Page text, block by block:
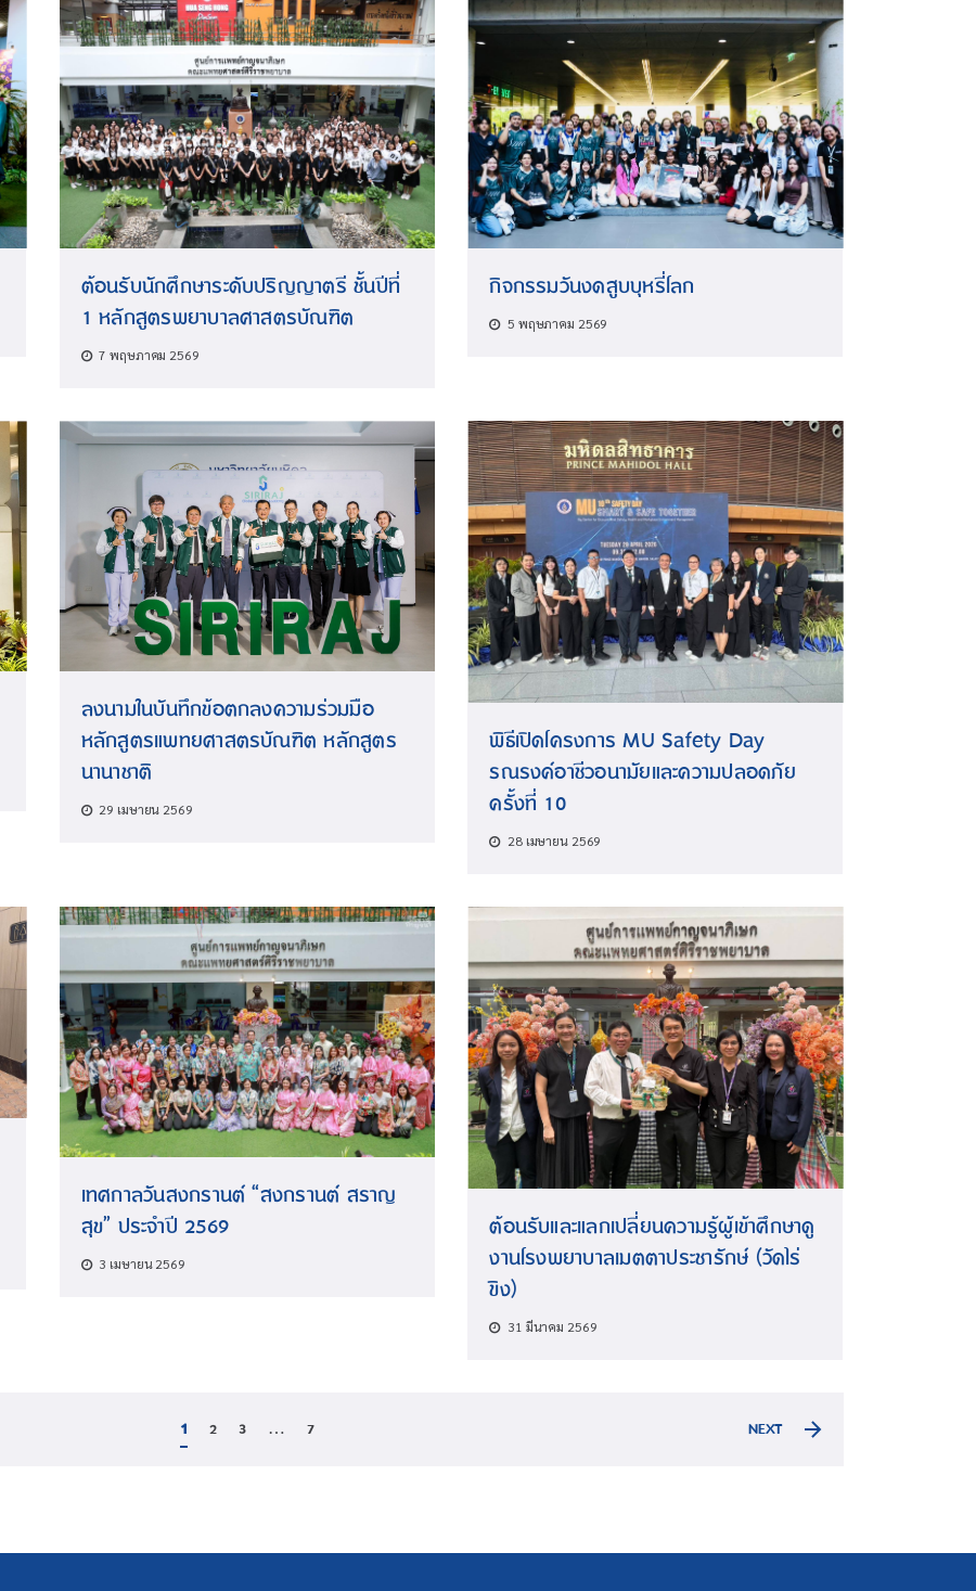
ต้อนรับนักศึกษาระดับปริญญาตรี ชั้นปีที่
1 หลักสูตรพยาบาลศาสตรบัณฑิต
7 พฤษภาคม 2569
กิจกรรมวันงดสูบบุหรี่โลก
5 พฤษภาคม 2569
ลงนามในบันทึกข้อตกลงความร่วมมือ
หลักสูตรแพทยศาสตรบัณฑิต หลักสูตร
นานาชาติ
29 เมษายน 2569
พิธีเปิดโครงการ MU Safety Day
รณรงค์อาชีวอนามัยและความปลอดภัย
ครั้งที่ 10
28 เมษายน 2569
เทศกาลวันสงกรานต์ “สงกรานต์ สราญ
สุข” ประจำปี 2569
3 เมษายน 2569
ต้อนรับและแลกเปลี่ยนความรู้ผู้เข้าศึกษาดู
งานโรงพยาบาลเมตตาประชารักษ์ (วัดไร่
ขิง)
31 มีนาคม 2569
1 2 3 … 7 NEXT